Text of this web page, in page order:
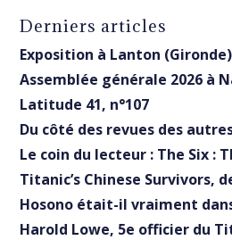
Derniers articles
Exposition à Lanton (Gironde)
Assemblée générale 2026 à
Latitude 41, n°107
Du côté des revues des
Le coin du lecteur : The Six :
Titanic’s Chinese Survivors,
Hosono était-il vraiment
Harold Lowe, 5e officier du